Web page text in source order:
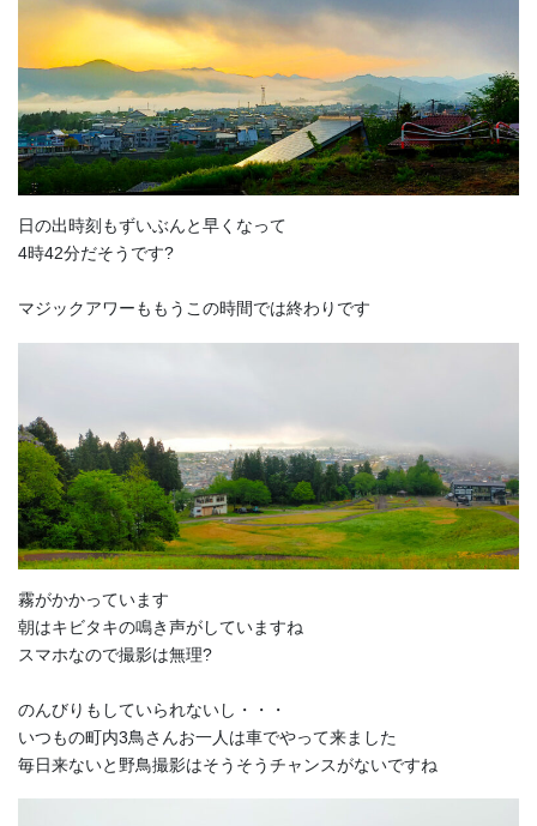
日の出時刻もずいぶんと早くなって
4時42分だそうです?
マジックアワーももうこの時間では終わりです
霧がかかっています
朝はキビタキの鳴き声がしていますね
スマホなので撮影は無理?
のんびりもしていられないし・・・
いつもの町内3鳥さんお一人は車でやって来ました
毎日来ないと野鳥撮影はそうそうチャンスがないですね